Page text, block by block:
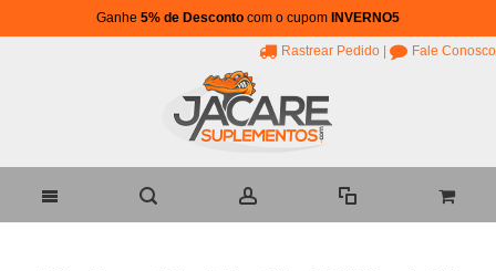
Ganhe 5% de Desconto com o cupom INVERNO5
Rastrear Pedido Fale Conosco